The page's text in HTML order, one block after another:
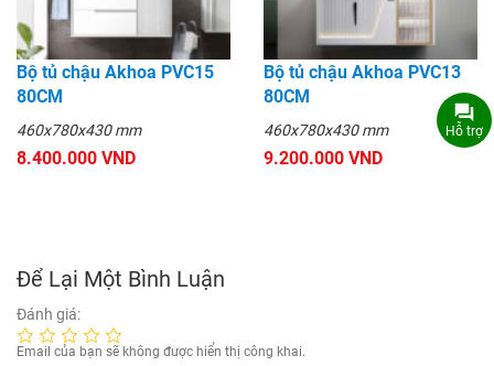
Bộ tủ chậu Akhoa PVC15
80CM
460x780x430 mm
8.400.000 VND
Bộ tủ chậu Akhoa PVC13
80CM
460x780x430 mm
9.200.000 VND
Để Lại Một Bình Luận
Đánh giá:
Email của bạn sẽ không được hiển thị công khai.
Hỗ trợ